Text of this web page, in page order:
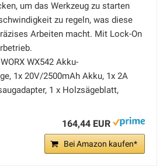
um das Werkzeug zu starten
zu regeln, was diese
Arbeiten macht. Mit Lock-On
WX542 Akku-
1x 20V/2500mAh Akku, 1x 2A
1 x Holzsägeblatt,
164,44 EUR
Bei Amazon kaufen*